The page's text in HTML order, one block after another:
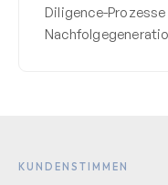
Diligence-
KUNDENSTIMMEN